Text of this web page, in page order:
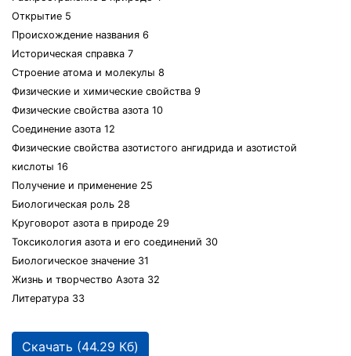
Открытие 5
Происхождение названия 6
Историческая справка 7
Строение атома и молекулы 8
Физические и химические свойства 9
Физические свойства азота 10
Соединение азота 12
Физические свойства азотистого ангидрида и азотистой
кислоты 16
Получение и применение 25
Биологическая роль 28
Круговорот азота в природе 29
Токсикология азота и его соединений 30
Биологическое значение 31
Жизнь и творчество Азота 32
Литература 33
Скачать (44.29 Кб)